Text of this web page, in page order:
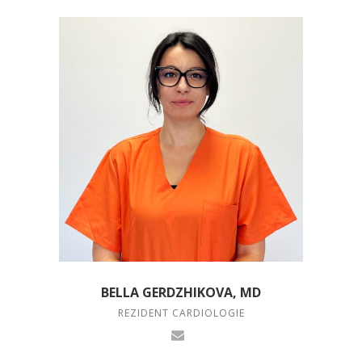
BELLA GERDZHIKOVA, MD
REZIDENT CARDIOLOGIE